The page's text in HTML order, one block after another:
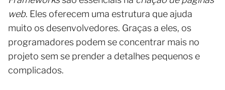
web. Eles oferecem uma estrutura que ajuda
muito os desenvolvedores. Graças a eles, os
programadores podem se concentrar mais no
projeto sem se prender a detalhes pequenos e
complicados.